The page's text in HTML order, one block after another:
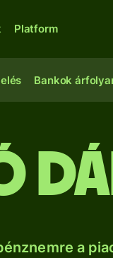
Platform
Bankok
a